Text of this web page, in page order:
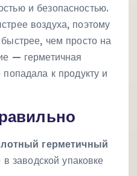
и безопасностью.
воздуха, поэтому
чем просто на
— герметичная
к продукту и
герметичный
заводской упаковке